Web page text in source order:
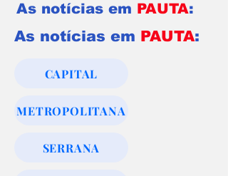
As notícias em PAUTA:
As notícias em PAUTA:
CAPITAL
METROPOLITANA
SERRANA